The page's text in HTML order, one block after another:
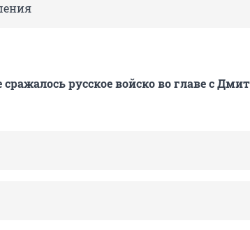
русское войско во главе с